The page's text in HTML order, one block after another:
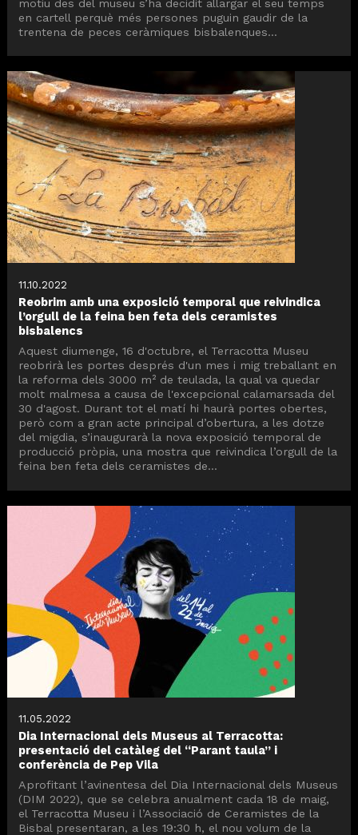
motiu des del museu s’ha decidit allargar el seu temps
en cartell perquè més persones puguin gaudir de la
trentena de peces ceràmiques bisbalenques...
11.10.2022
Reobrim amb una exposició temporal que reivindica
l’orgull de la feina ben feta dels ceramistes
bisbalencs
Aquest diumenge, 16 d'octubre, el Terracotta Museu
reobrirà les portes després d'un mes i mig treballant en
la reforma dels 3000 m² de teulada, la qual va quedar
molt malmesa a causa de l'excepcional calamarsada del
30 d'agost. Durant tot el matí hi haurà portes obertes,
però com a gran acte principal d’obertura, a les dotze
del migdia, s’inaugurarà la nova exposició temporal de
producció pròpia, una mostra que reivindica l’orgull de la
feina ben feta dels ceramistes de...
11.05.2022
Dia Internacional dels Museus al Terracotta:
presentació del catàleg del “Parant taula” i
conferència de Pep Vila
Aprofitant l’avinentesa del Dia Internacional dels Museus
(DIM 2022), que se celebra anualment cada 18 de maig,
el Terracotta Museu i l’Associació de Ceramistes de la
Bisbal presentaran, a les 19:30 h, el nou volum de la